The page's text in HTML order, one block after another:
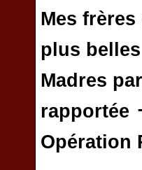
Mes frères
plus
Madres
rapportée
Opération